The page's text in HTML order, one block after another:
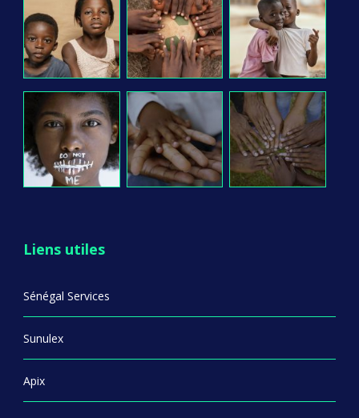
Liens utiles
Sénégal Services
Sunulex
Apix